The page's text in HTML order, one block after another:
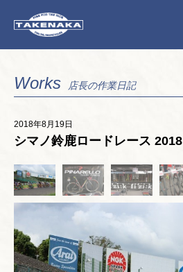
Works 店長の作業日記
2018年8月19日
シマノ鈴鹿ロードレース 2018